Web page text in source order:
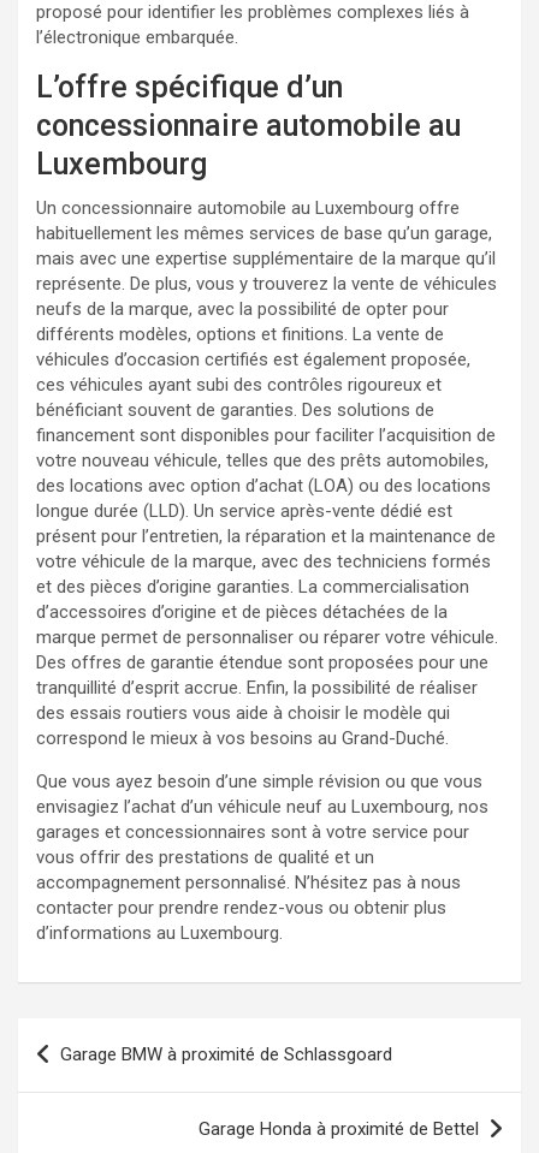
proposé pour identifier les problèmes complexes liés à
l’électronique embarquée.
L’offre spécifique d’un
concessionnaire automobile au
Luxembourg
Un concessionnaire automobile au Luxembourg offre
habituellement les mêmes services de base qu’un garage,
mais avec une expertise supplémentaire de la marque qu’il
représente. De plus, vous y trouverez la vente de véhicules
neufs de la marque, avec la possibilité de opter pour
différents modèles, options et finitions. La vente de
véhicules d’occasion certifiés est également proposée,
ces véhicules ayant subi des contrôles rigoureux et
bénéficiant souvent de garanties. Des solutions de
financement sont disponibles pour faciliter l’acquisition de
votre nouveau véhicule, telles que des prêts automobiles,
des locations avec option d’achat (LOA) ou des locations
longue durée (LLD). Un service après-vente dédié est
présent pour l’entretien, la réparation et la maintenance de
votre véhicule de la marque, avec des techniciens formés
et des pièces d’origine garanties. La commercialisation
d’accessoires d’origine et de pièces détachées de la
marque permet de personnaliser ou réparer votre véhicule.
Des offres de garantie étendue sont proposées pour une
tranquillité d’esprit accrue. Enfin, la possibilité de réaliser
des essais routiers vous aide à choisir le modèle qui
correspond le mieux à vos besoins au Grand-Duché.
Que vous ayez besoin d’une simple révision ou que vous
envisagiez l’achat d’un véhicule neuf au Luxembourg, nos
garages et concessionnaires sont à votre service pour
vous offrir des prestations de qualité et un
accompagnement personnalisé. N’hésitez pas à nous
contacter pour prendre rendez-vous ou obtenir plus
d’informations au Luxembourg.
Navigation
de
Garage BMW à proximité de Schlassgoard
Garage Honda à proximité de Bettel